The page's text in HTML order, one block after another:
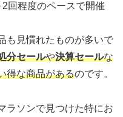
回程度のペースで開催
も見慣れたものが多いで
分セールや決算セールな
得な商品があるのです。
ラソンで見つけた特にお